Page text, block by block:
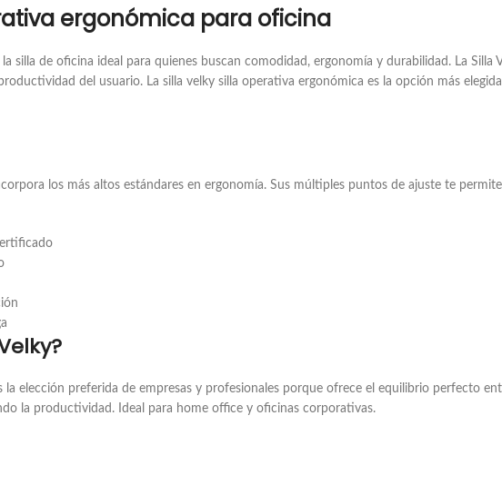
ergonómica para oficina
la silla de oficina ideal para quienes buscan comodidad, ergonomía y durabilidad. La Silla
del usuario. La silla velky silla operativa ergonómica es la opción más
los más altos estándares en ergonomía. Sus múltiples puntos de ajuste te
la elección preferida de empresas y profesionales porque ofrece el equilibrio perfecto
la productividad. Ideal para home office y oficinas corporativas.